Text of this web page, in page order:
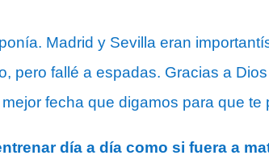
Madrid y Sevilla eran
pero fallé a espadas. Gracias a
fecha que digamos para que
día a día como si fuera a